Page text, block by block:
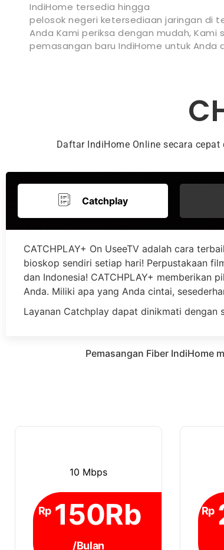
IndiHome tersedia hingga
pelosok negeri ketersediaan jaringan di
Anda Kami periksa dengan mudah, Kami
pemasangan baru IndiHome untuk Anda
Daftar IndiHome Online secara
Catchplay
CATCHPLAY+ On UseeTV adalah cara
bioskop sendiri setiap hari! Perpustakaan
dan Indonesia! CATCHPLAY+ memberikan
Anda. Miliki apa yang Anda cintai,
Layanan Catchplay dapat dinikmati dengan
Pemasangan Fiber IndiHome
10 Mbps
Rp 150Rb
/Bulan
Rp